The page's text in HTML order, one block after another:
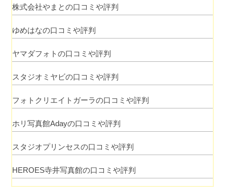
株式会社やまとの口コミや評判
ゆめはなの口コミや評判
ヤマダフォトの口コミや評判
スタジオミヤビの口コミや評判
フォトクリエイトガーラの口コミや評判
ホリ写真館Adayの口コミや評判
スタジオプリンセスの口コミや評判
HEROES寺井写真館の口コミや評判